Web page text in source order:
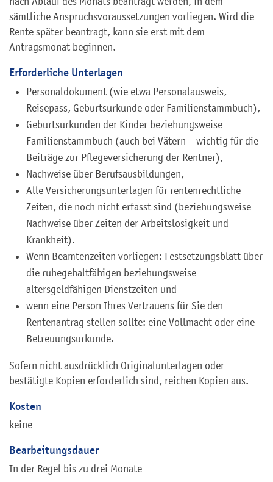
sämtliche Anspruchsvoraussetzungen vorliegen. Wird die
Rente später beantragt, kann sie erst mit dem
Antragsmonat beginnen.
Erforderliche Unterlagen
Personaldokument (wie etwa Personalausweis,
Reisepass, Geburtsurkunde oder Familienstammbuch),
Geburtsurkunden der Kinder beziehungsweise
Familienstammbuch (auch bei Vätern – wichtig für die
Beiträge zur Pflegeversicherung der Rentner),
Nachweise über Berufsausbildungen,
Alle Versicherungsunterlagen für rentenrechtliche
Zeiten, die noch nicht erfasst sind (beziehungsweise
Nachweise über Zeiten der Arbeitslosigkeit und
Krankheit).
Wenn Beamtenzeiten vorliegen: Festsetzungsblatt über
die ruhegehaltfähigen beziehungsweise
altersgeldfähigen Dienstzeiten und
wenn eine Person Ihres Vertrauens für Sie den
Rentenantrag stellen sollte: eine Vollmacht oder eine
Betreuungsurkunde.
Sofern nicht ausdrücklich Originalunterlagen oder
bestätigte Kopien erforderlich sind, reichen Kopien aus.
Kosten
keine
Bearbeitungsdauer
In der Regel bis zu drei Monate